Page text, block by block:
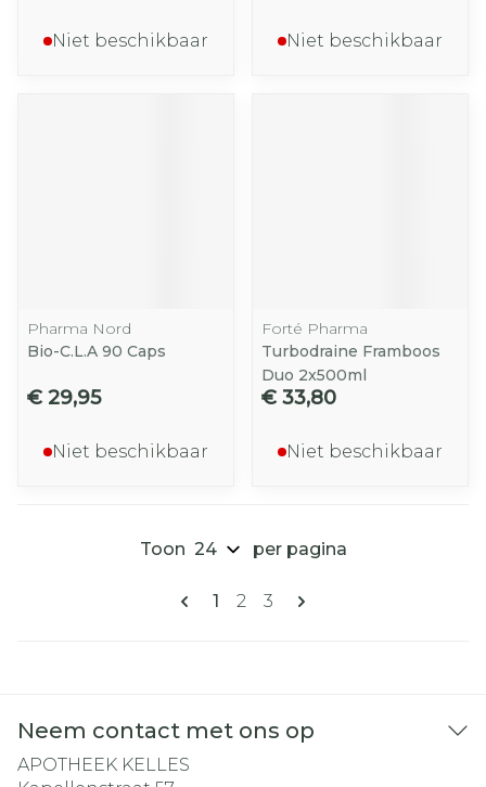
Niet beschikbaar Niet beschikbaar
Pharma Nord
Bio-C.L.A 90 Caps
€ 29,95
Niet beschikbaar
Forté Pharma
Turbodraine Framboos
Duo 2x500ml
€ 33,80
Niet beschikbaar
Pagina's
U lees momenteel pagina
1 Pagina
2 Pagina
3
Toon per pagina
Neem contact met ons op
APOTHEEK KELLES